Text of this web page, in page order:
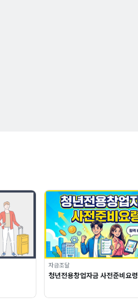
자금조달
청년전용창업자금 사전준비요령